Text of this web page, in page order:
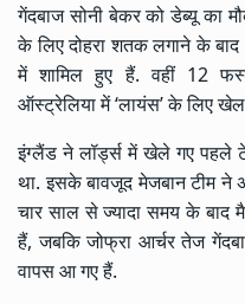
गेंदबाज सोनी बेकर को डेब्यू का
के लिए दोहरा शतक लगाने के
में शामिल हुए हैं. वहीं 12
ऑस्ट्रेलिया में ‘लायंस’ के लिए
इंग्लैंड ने लॉर्ड्स में खेले गए पहले
था. इसके बावजूद मेजबान टीम ने
चार साल से ज्यादा समय के बाद
हैं, जबकि जोफ्रा आर्चर तेज
वापस आ गए हैं.